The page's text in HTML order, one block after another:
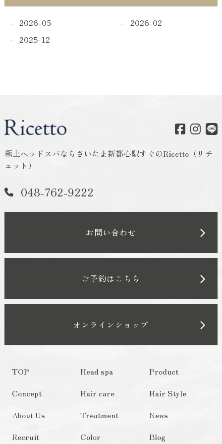
2026-05
2026-02
2025-12
極上ヘッドスパならさいたま新都心駅すぐのRicetto（リチ
ェット）
048-762-9222
お問い合わせ
ご予約はこちら
オンラインショップ
TOP
Concept
About Us
Recruit
Head spa
Hair care
Treatment
Color
Product
Hair Style
News
Blog